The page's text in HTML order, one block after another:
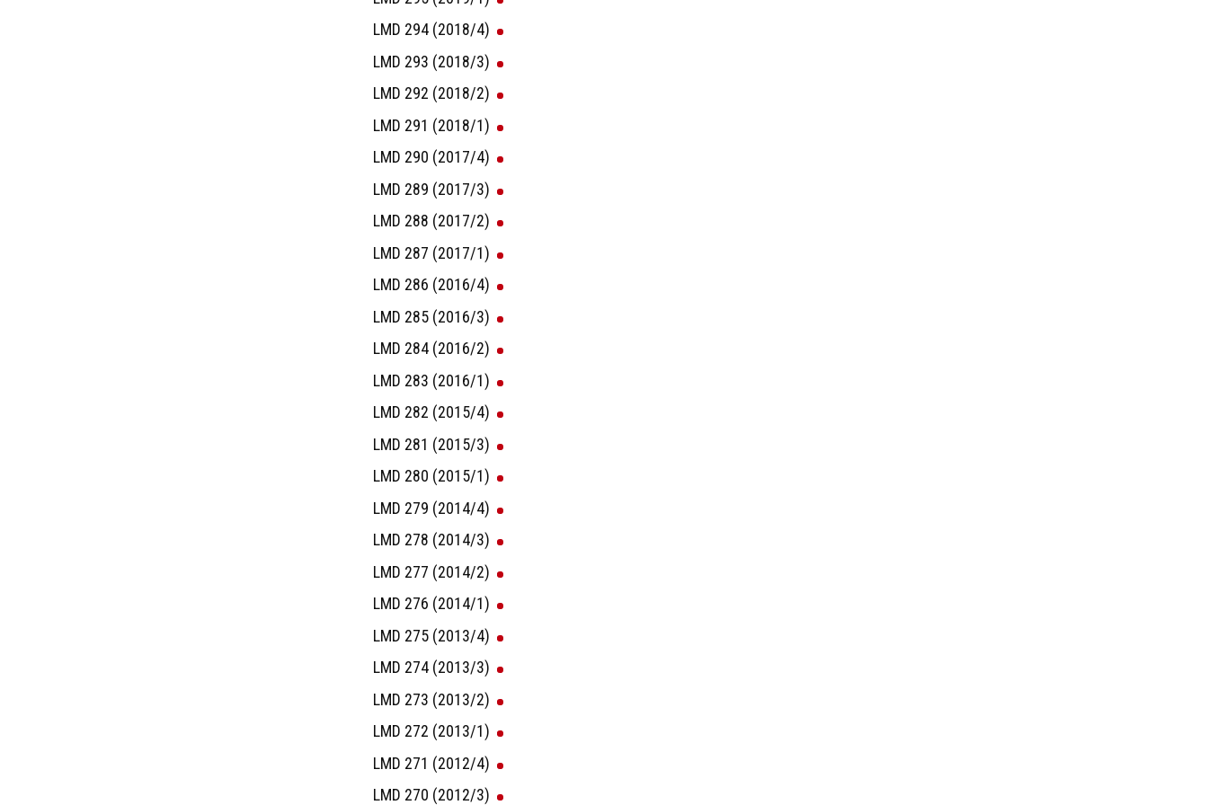
LMD 294 (2018/4)
LMD 293 (2018/3)
LMD 292 (2018/2)
LMD 291 (2018/1)
LMD 290 (2017/4)
LMD 289 (2017/3)
LMD 288 (2017/2)
LMD 287 (2017/1)
LMD 286 (2016/4)
LMD 285 (2016/3)
LMD 284 (2016/2)
LMD 283 (2016/1)
LMD 282 (2015/4)
LMD 281 (2015/3)
LMD 280 (2015/1)
LMD 279 (2014/4)
LMD 278 (2014/3)
LMD 277 (2014/2)
LMD 276 (2014/1)
LMD 275 (2013/4)
LMD 274 (2013/3)
LMD 273 (2013/2)
LMD 272 (2013/1)
LMD 271 (2012/4)
LMD 270 (2012/3)